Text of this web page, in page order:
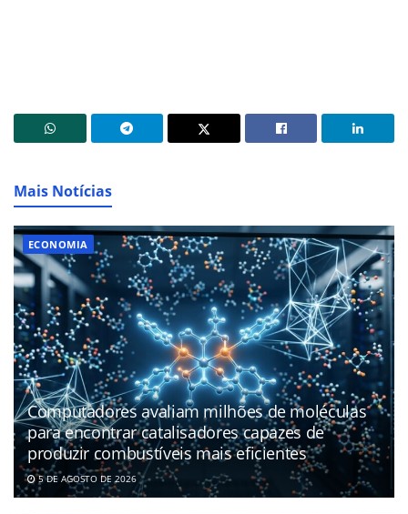
Mais Notícias
ECONOMIA
Computadores avaliam milhões de moléculas
para encontrar catalisadores capazes de
produzir combustíveis mais eficientes
5 DE AGOSTO DE 2026